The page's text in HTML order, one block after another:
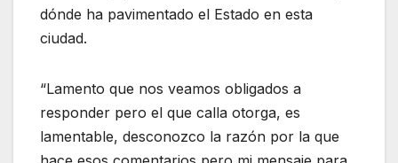
dónde ha pavimentado el Estado en esta
ciudad.
“Lamento que nos veamos obligados a
responder pero el que calla otorga, es
lamentable, desconozco la razón por la que